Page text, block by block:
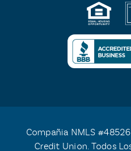
Compañia NMLS
Credit Union. Todos